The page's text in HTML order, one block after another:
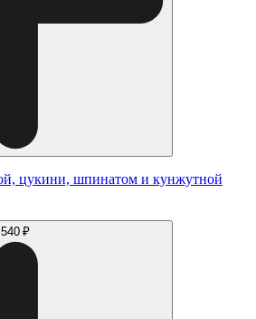
цукини, шпинатом и кунжутной
540 ₽